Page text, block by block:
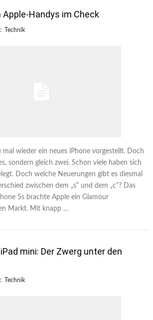
Apple-Handys im Check
Technik
mal wieder ein neues iPhone vorgestellt. Doch
sondern gleich zwei. Schon viele haben sich
Doch welche Neuerungen gibt es diesmal
zwischen dem „s“ und dem „c“? Das
5s brachte Apple ein Glamour
Markt. Mit knapp …
mini: Der Zwerg unter den
Technik